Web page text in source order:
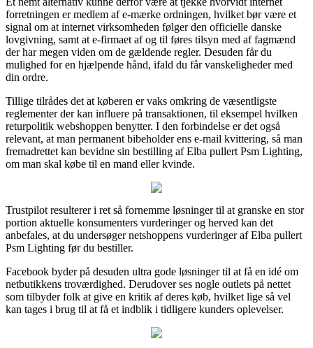
forretningen er medlem af e-mærke ordningen, hvilket bør være et
signal om at internet virksomheden følger den officielle danske
lovgivning, samt at e-firmaet af og til føres tilsyn med af fagmænd
der har megen viden om de gældende regler. Desuden får du
mulighed for en hjælpende hånd, ifald du får vanskeligheder med
din ordre.
Tillige tilrådes det at køberen er vaks omkring de væsentligste
reglementer der kan influere på transaktionen, til eksempel hvilken
returpolitik webshoppen benytter. I den forbindelse er det også
relevant, at man permanent bibeholder ens e-mail kvittering, så man
fremadrettet kan bevidne sin bestilling af Elba pullert Psm Lighting,
om man skal købe til en mand eller kvinde.
Trustpilot resulterer i ret så fornemme løsninger til at granske en stor
portion aktuelle konsumenters vurderinger og herved kan det
anbefales, at du undersøger netshoppens vurderinger af Elba pullert
Psm Lighting før du bestiller.
Facebook byder på desuden ultra gode løsninger til at få en idé om
netbutikkens troværdighed. Derudover ses nogle outlets på nettet
som tilbyder folk at give en kritik af deres køb, hvilket lige så vel
kan tages i brug til at få et indblik i tidligere kunders oplevelser.